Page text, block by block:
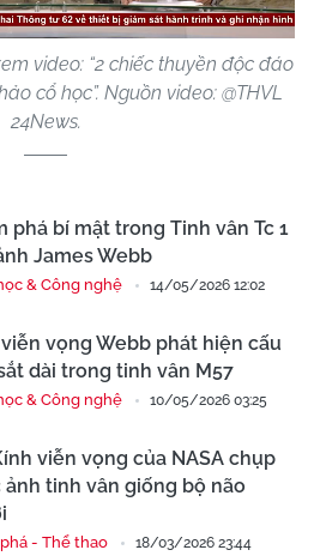
video: “2 chiếc thuyền độc đáo
cổ học”. Nguồn video: @THVL
24News.
phá bí mật trong Tinh vân Tc 1
James Webb
& Công nghệ 14/05/2026 12:02
vọng Webb phát hiện cấu
dài trong tinh vân M57
& Công nghệ 10/05/2026 03:25
viễn vọng của NASA chụp
ảnh tinh vân giống bộ não
- Thể thao 18/03/2026 23:44